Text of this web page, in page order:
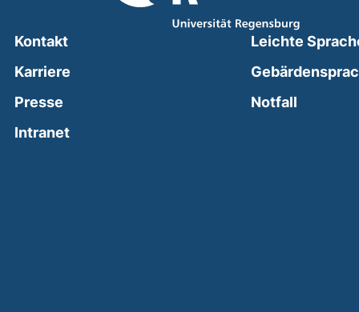
Kontakt
Karriere
Presse
Intranet(external link, opens in a new window)
Leichte
Notfall